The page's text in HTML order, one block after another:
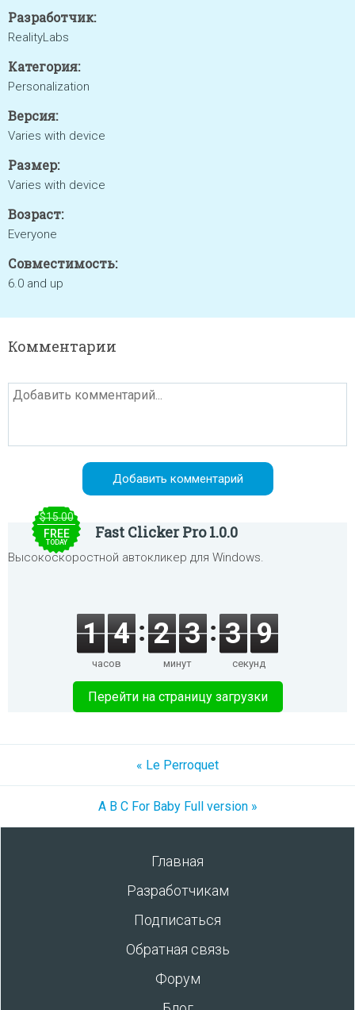
Разработчик:
RealityLabs
Категория:
Personalization
Версия:
Varies with device
Размер:
Varies with device
Возраст:
Everyone
Совместимость:
6.0 and up
Комментарии
$15.00
FREE
TODAY
Fast Clicker Pro 1.0.0
Высокоскоростной автокликер для Windows.
1 4
часов
2 3
минут
3 9
секунд
Перейти на страницу загрузки
« Le Perroquet
A B C For Baby Full version »
Главная
Разработчикам
Подписаться
Обратная связь
Форум